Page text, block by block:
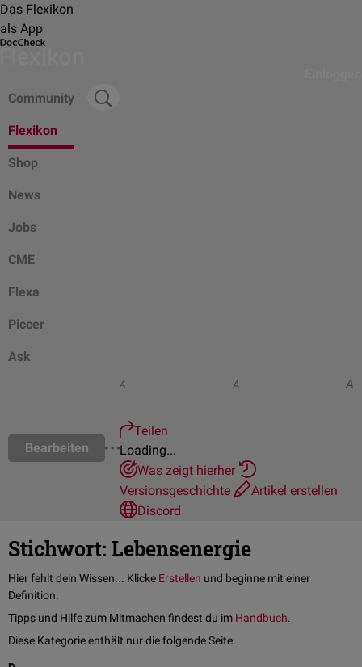
Das Flexikon
als App
Community
Flexikon
Shop
News
Jobs
CME
Flexa
Piccer
Ask
Bearbeiten
A A A
Teilen
Loading...
Was zeigt hierher
Versionsgeschichte
Artikel erstellen
Discord
Stichwort: Lebensenergie
Hier fehlt dein Wissen... Klicke Erstellen und beginne mit einer
Definition.
Tipps und Hilfe zum Mitmachen findest du im Handbuch.
Diese Kategorie enthält nur die folgende Seite.